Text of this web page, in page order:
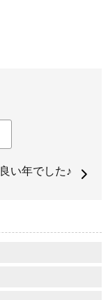
良い年でした♪